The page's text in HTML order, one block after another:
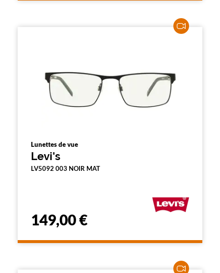
Lunettes de vue
Levi's
LV5092 003 NOIR MAT
149,00 €